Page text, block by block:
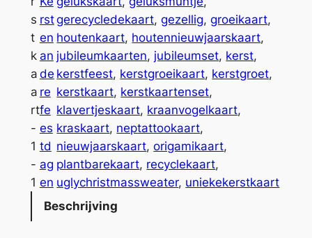
:
€
3
2
,
5
0
.
t
k
a
a
r
t
e
n
s
e
s
t
k
a
a
rt
-
1
-
1
rst
en
an
de
re
fe
es
td
ag
en
gerecycledekaart, gezellig, groeikaart
houtenkaart, houtennieuwjaarskaart
jubileumkaarten, jubileumset, kerst
kerstfeest, kerstgroeikaart, kerstgroet
kerstkaart, kerstkaartenset
klavertjeskaart, kraanvogelkaart
kraskaart, neptattookaart
nieuwjaarskaart, origamikaart
plantbarekaart, recyclekaart
uglychristmassweater, uniekekerstkaart
Beschrijving